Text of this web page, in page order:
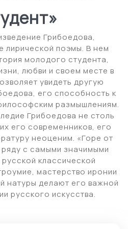
Грибоедова,
лирической поэмы. В нем
молодого студента,
любви и своем месте в
увидеть другую
его способность к
размышлениям.
Грибоедова не столь
его современников, его
неоценим. «Горе от
с самыми значимыми
классической
мастерство иронии
натуры делают его важной
русского искусства.